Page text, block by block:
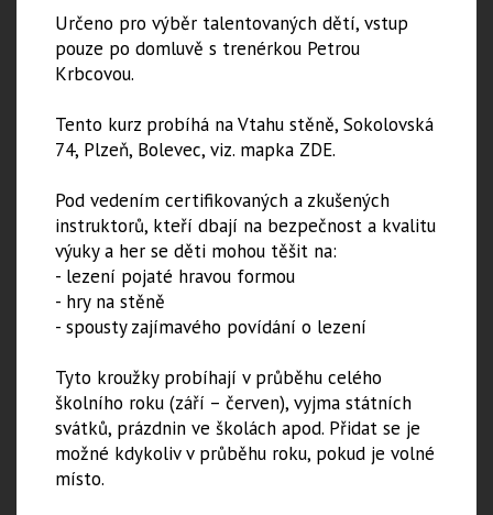
Určeno pro výběr talentovaných dětí, vstup
pouze po domluvě s trenérkou Petrou
Krbcovou.
Tento kurz probíhá na Vtahu stěně, Sokolovská
74, Plzeň, Bolevec, viz. mapka ZDE.
Pod vedením certifikovaných a zkušených
instruktorů, kteří dbají na bezpečnost a kvalitu
výuky a her se děti mohou těšit na:
- lezení pojaté hravou formou
- hry na stěně
- spousty zajímavého povídání o lezení
Tyto kroužky probíhají v průběhu celého
školního roku (září – červen), vyjma státních
svátků, prázdnin ve školách apod. Přidat se je
možné kdykoliv v průběhu roku, pokud je volné
místo.